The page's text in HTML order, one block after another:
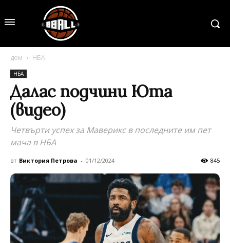
дом НБА
НБА
Далас подчини Юта
(видео)
Четвърти успех за Маверикс в последните им пет
мача в НБА
от Виктория Петрова - 01/12/2024 845